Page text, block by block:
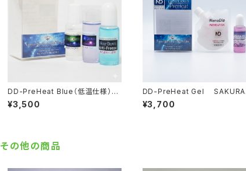
DD-PreHeat Blue（低温仕様）
【液体化ホット】
¥3,500
DD-PreHeat Gel SAKURA
（湿雪・古雪）パウチタイプ【ジェル
ワックス+水性ﾘｷｯﾄﾞ】
¥3,700
その他の商品